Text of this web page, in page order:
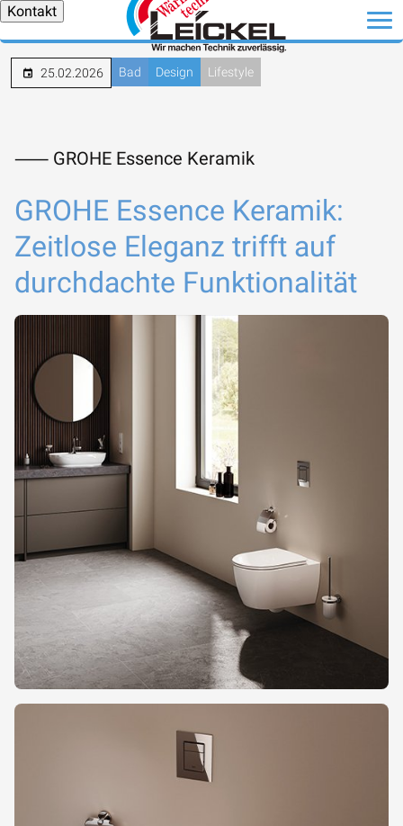
Kontakt
25.02.2026 Bad Design Lifestyle
⸺ GROHE Essence Keramik
GROHE Essence Keramik:
Zeitlose Eleganz trifft auf
durchdachte Funktionalität